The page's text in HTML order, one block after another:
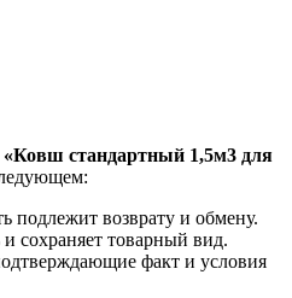
«Ковш стандартный 1,5м3 для
подлежит возврату и обмену.
сохраняет товарный вид.
факт и условия